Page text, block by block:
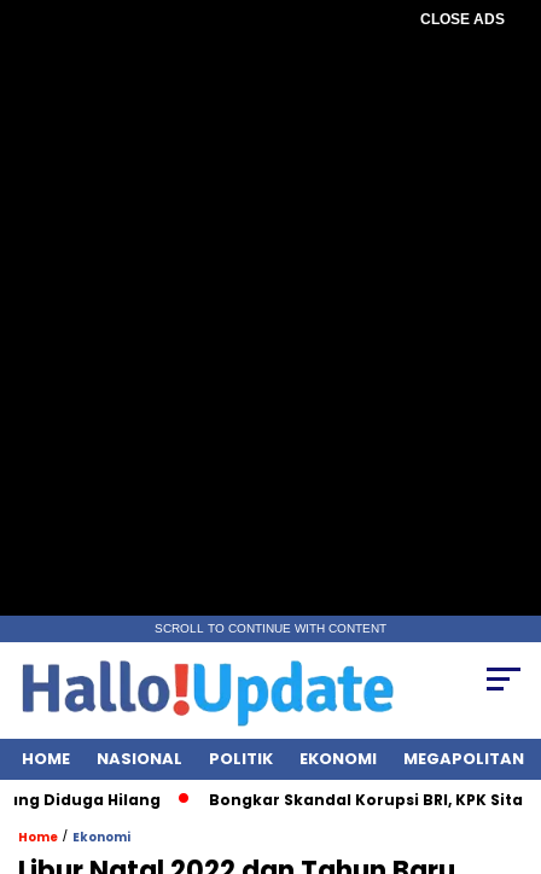
CLOSE ADS
SCROLL TO CONTINUE WITH CONTENT
HOME NASIONAL POLITIK EKONOMI MEGAPOLITAN
Hilang Bongkar Skandal Korupsi BRI, KPK Sita Rp28
Home / Ekonomi